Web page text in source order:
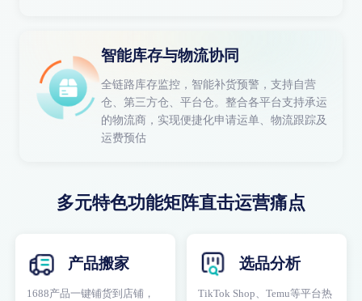
智能库存与物流协同
全链路库存监控，智能补货预警，支持自营
仓、第三方仓、平台仓。整合各平台支持承运
的物流商，实现便捷化申请运单、物流跟踪及
运费预估
多元特色功能矩阵直击运营痛点
产品搬家
1688产品一键铺货到店铺，
选品分析
TikTok Shop、Temu等平台热